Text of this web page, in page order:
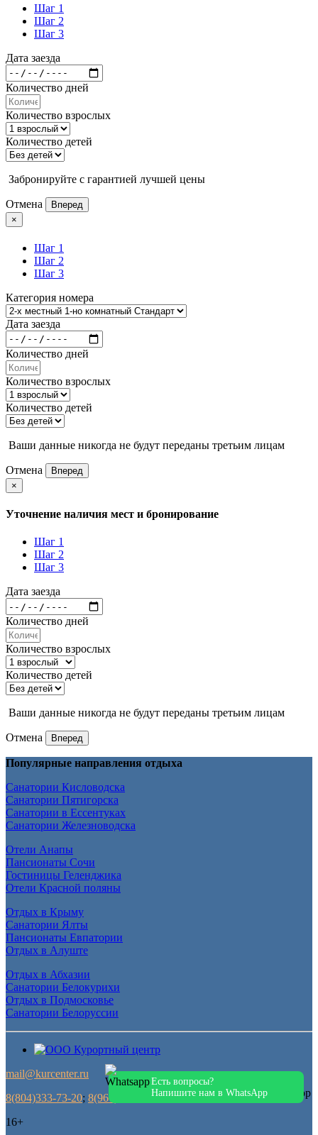
Шаг 1
Шаг 2
Шаг 3
Дата заезда
Количество дней
Количество взрослых
Количество детей
Забронируйте с гарантией лучшей цены
Отмена
Вперед
×
Шаг 1
Шаг 2
Шаг 3
Категория номера
Дата заезда
Количество дней
Количество взрослых
Количество детей
Ваши данные никогда не будут переданы третьим лицам
Отмена
Вперед
×
Уточнение наличия мест и бронирование
Шаг 1
Шаг 2
Шаг 3
Дата заезда
Количество дней
Количество взрослых
Количество детей
Ваши данные никогда не будут переданы третьим лицам
Отмена Вперед
Популярные направления отдыха
Санатории Кисловодска
Санатории Пятигорска
Санатории в Ессентуках
Санатории Железноводска
Отели Анапы
Пансионаты Сочи
Гостиницы Геленджика
Отели Красной поляны
Отдых в Крыму
Санатории Ялты
Пансионаты Евпатории
Отдых в Алуште
Отдых в Абхазии
Санатории Белокурихи
Отдых в Подмосковье
Санатории Белоруссии
mail@kurcenter.ru
8(804)333-73-20; 8(967)555-86-35
16+
Есть вопросы?
Напишите нам в WhatsApp